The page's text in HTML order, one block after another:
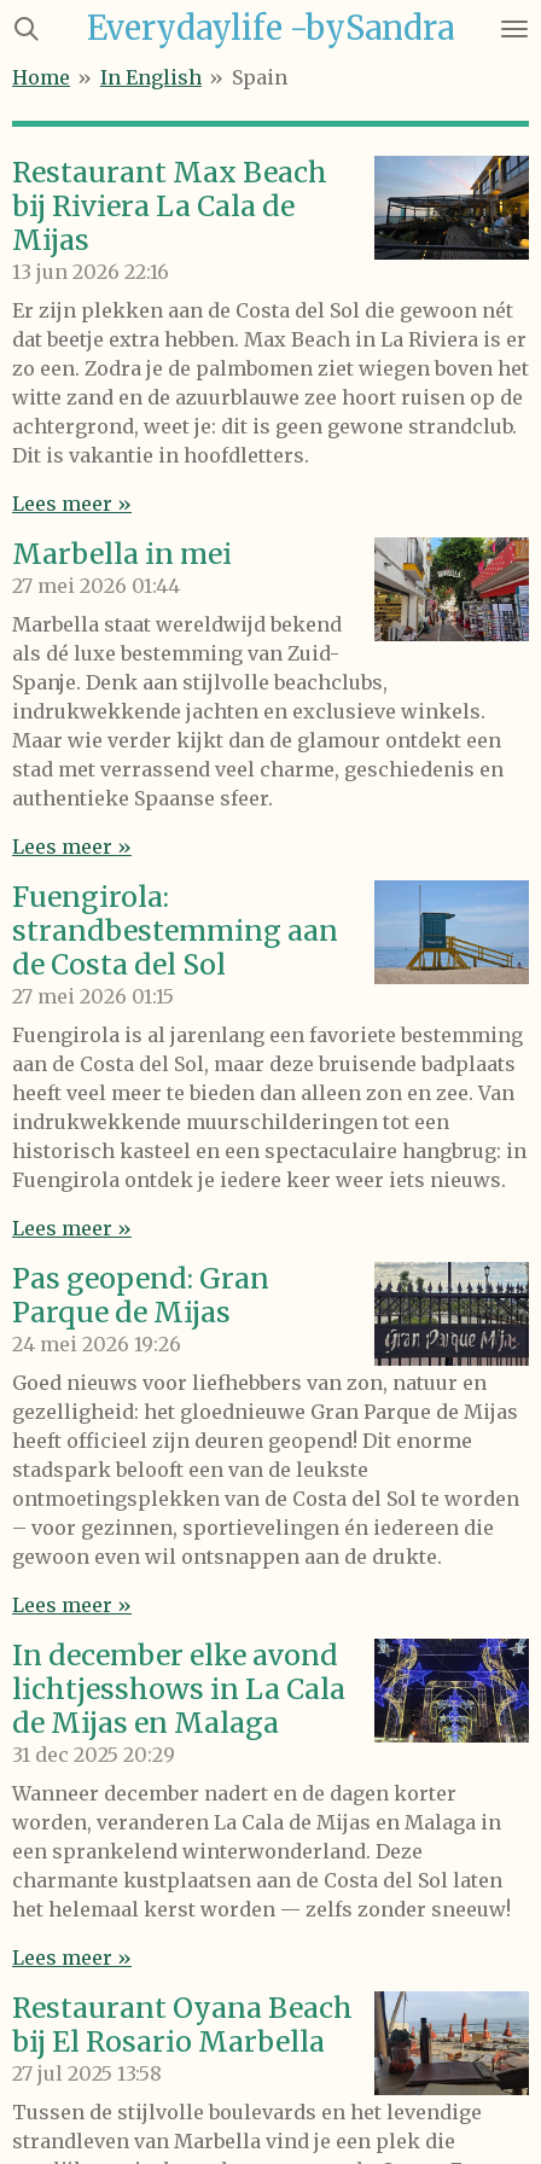
Ga
naar
Everydaylife -bySandra
Home » In English » Spain
Restaurant Max Beach
bij Riviera La Cala de
Mijas
13 jun 2026 22:16
Er zijn plekken aan de Costa del Sol die gewoon nét
dat beetje extra hebben. Max Beach in La Riviera is er
zo een. Zodra je de palmbomen ziet wiegen boven het
witte zand en de azuurblauwe zee hoort ruisen op de
achtergrond, weet je: dit is geen gewone strandclub.
Dit is vakantie in hoofdletters.
Lees meer »
Marbella in mei
27 mei 2026 01:44
Marbella staat wereldwijd bekend
als dé luxe bestemming van Zuid-
Spanje. Denk aan stijlvolle beachclubs,
indrukwekkende jachten en exclusieve winkels.
Maar wie verder kijkt dan de glamour ontdekt een
stad met verrassend veel charme, geschiedenis en
authentieke Spaanse sfeer.
Lees meer »
Fuengirola:
strandbestemming aan
de Costa del Sol
27 mei 2026 01:15
Fuengirola is al jarenlang een favoriete bestemming
aan de Costa del Sol, maar deze bruisende badplaats
heeft veel meer te bieden dan alleen zon en zee. Van
indrukwekkende muurschilderingen tot een
historisch kasteel en een spectaculaire hangbrug: in
Fuengirola ontdek je iedere keer weer iets nieuws.
Lees meer »
Pas geopend: Gran
Parque de Mijas
24 mei 2026 19:26
Goed nieuws voor liefhebbers van zon, natuur en
gezelligheid: het gloednieuwe Gran Parque de Mijas
heeft officieel zijn deuren geopend! Dit enorme
stadspark belooft een van de leukste
ontmoetingsplekken van de Costa del Sol te worden
– voor gezinnen, sportievelingen én iedereen die
gewoon even wil ontsnappen aan de drukte.
Lees meer »
In december elke avond
lichtjesshows in La Cala
de Mijas en Malaga
31 dec 2025 20:29
Wanneer december nadert en de dagen korter
worden, veranderen La Cala de Mijas en Malaga in
een sprankelend winterwonderland. Deze
charmante kustplaatsen aan de Costa del Sol laten
het helemaal kerst worden — zelfs zonder sneeuw!
Lees meer »
Restaurant Oyana Beach
bij El Rosario Marbella
27 jul 2025 13:58
Tussen de stijlvolle boulevards en het levendige
strandleven van Marbella vind je een plek die